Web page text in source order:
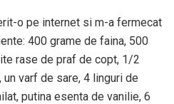
o pe internet si m-a fermecat
400 grame de faina, 500
rase de praf de copt, 1/2
varf de sare, 4 linguri de
putina esenta de vanilie, 6